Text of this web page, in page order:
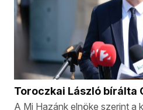
Toroczkai László bírálta
A Mi Hazánk elnöke szerint a